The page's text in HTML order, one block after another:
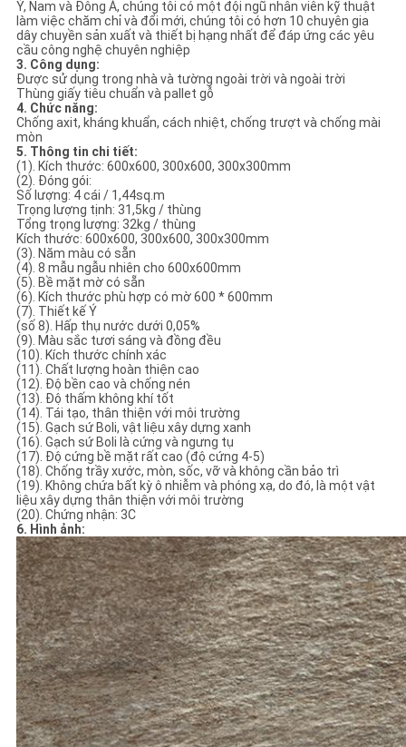
Ý, Nam và Đông Á, chúng tôi có một đội ngũ nhân viên kỹ thuật
làm việc chăm chỉ và đổi mới, chúng tôi có hơn 10 chuyên gia
dây chuyền sản xuất và thiết bị hạng nhất để đáp ứng các yêu
cầu công nghệ chuyên nghiệp
3. Công dụng:
Được sử dụng trong nhà và tường ngoài trời và ngoài trời
Thùng giấy tiêu chuẩn và pallet gỗ
4. Chức năng:
Chống axit, kháng khuẩn, cách nhiệt, chống trượt và chống mài
mòn
5. Thông tin chi tiết:
(1). Kích thước: 600x600, 300x600, 300x300mm
(2). Đóng gói:
Số lượng: 4 cái / 1,44sq.m
Trọng lượng tịnh: 31,5kg / thùng
Tổng trọng lượng: 32kg / thùng
Kích thước: 600x600, 300x600, 300x300mm
(3). Năm màu có sẵn
(4). 8 mẫu ngẫu nhiên cho 600x600mm
(5). Bề mặt mờ có sẵn
(6). Kích thước phù hợp có mờ 600 * 600mm
(7). Thiết kế Ý
(số 8). Hấp thụ nước dưới 0,05%
(9). Màu sắc tươi sáng và đồng đều
(10). Kích thước chính xác
(11). Chất lượng hoàn thiện cao
(12). Độ bền cao và chống nén
(13). Độ thấm không khí tốt
(14). Tái tạo, thân thiện với môi trường
(15). Gạch sứ Boli, vật liệu xây dựng xanh
(16). Gạch sứ Boli là cứng và ngưng tụ
(17). Độ cứng bề mặt rất cao (độ cứng 4-5)
(18). Chống trầy xước, mòn, sốc, vỡ và không cần bảo trì
(19). Không chứa bất kỳ ô nhiễm và phóng xạ, do đó, là một vật
liệu xây dựng thân thiện với môi trường
(20). Chứng nhận: 3C
6. Hình ảnh: